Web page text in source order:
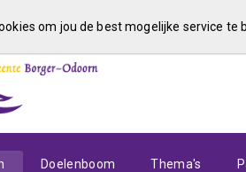
Doelenboom Thema's
om jou de best mogelijke service